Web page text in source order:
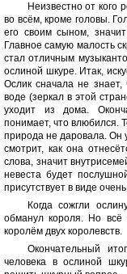
Неизвестно от кого
во всём, кроме головы.
его своим сыном,
Главное самую малость
стал отличным
ослиной шкуре. Итак,
Ослик сначала не
воде (зеркал в этой
уходит из дома.
понимает, что влюбился.
природа не даровала. Он
смотрит, как она
слова, значит
невеста будет
присутствует в виде
Когда сожгли
обманул короля. Но
королём двух королевств.
Окончательный
человека в ослиной